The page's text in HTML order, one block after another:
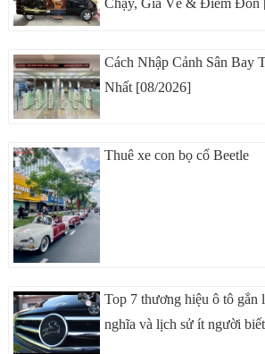
Chạy, Giá Vé & Điểm Đón
Cách Nhập Cảnh Sân Bay
Nhất [08/2026]
Thuê xe con bọ cổ Beetle
Top 7 thương hiệu ô tô
nghĩa và lịch sử ít người biết